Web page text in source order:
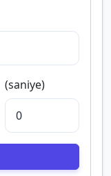
(saniye)